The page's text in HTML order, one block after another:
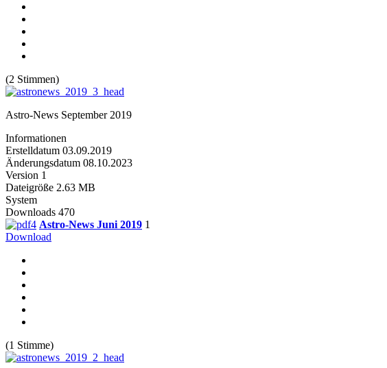
(2 Stimmen)
Astro-News September 2019
Informationen
Erstelldatum 03.09.2019
Änderungsdatum 08.10.2023
Version 1
Dateigröße 2.63 MB
System
Downloads 470
Astro-News Juni 2019 1
Download
(1 Stimme)